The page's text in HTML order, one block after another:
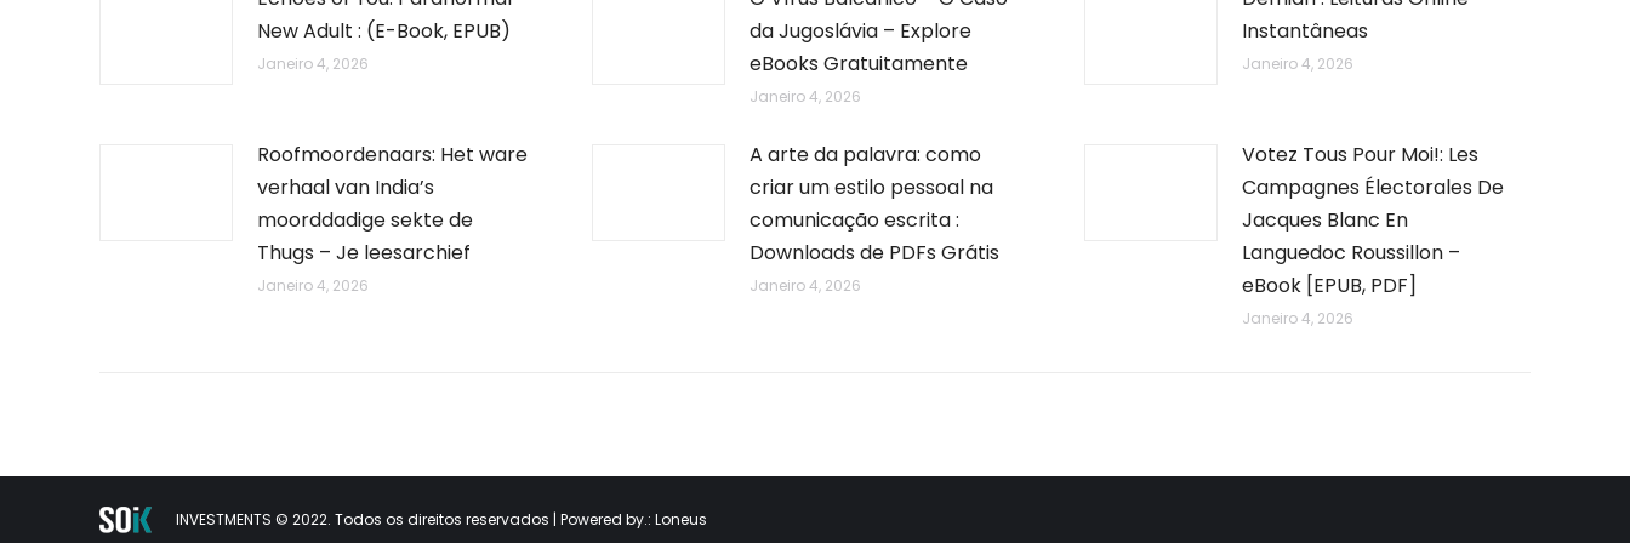
New Adult : (E-Book, EPUB)
Janeiro 4, 2026
da Jugoslávia – Explore
eBooks Gratuitamente
Janeiro 4, 2026
Instantâneas
Janeiro 4, 2026
Roofmoordenaars: Het ware
verhaal van India’s
moorddadige sekte de
Thugs – Je leesarchief
Janeiro 4, 2026
A arte da palavra: como
criar um estilo pessoal na
comunicação escrita :
Downloads de PDFs Grátis
Janeiro 4, 2026
Votez Tous Pour Moi!: Les
Campagnes Électorales De
Jacques Blanc En
Languedoc Roussillon –
eBook [EPUB, PDF]
Janeiro 4, 2026
INVESTMENTS © 2022. Todos os direitos reservados | Powered by.: Loneus